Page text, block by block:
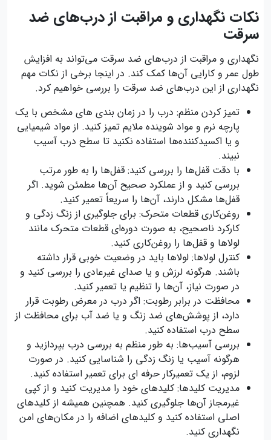
نکات نگهداری و مراقبت از درب‌های ضد
سرقت
نگهداری و مراقبت از درب‌های ضد سرقت می‌تواند به افزایش
طول عمر و کارایی آن‌ها کمک کند. در اینجا برخی از نکات مهم
نگهداری از این درب‌های ضد سرقت را بررسی خواهیم کرد.
تمیز کردن منظم: درب را در زمان بندی های مشخص با یک
پارچه نرم و مواد شوینده ملایم تمیز کنید. از مواد شیمیایی
و یا اکسیدکننده‌ها استفاده نکنید تا سطح درب آسیب
نبیند.
با دقت قفل‌ها را بررسی کنید: قفل‌ها را به طور مرتب
بررسی کنید و از عملکرد صحیح آن‌ها مطمئن شوید. اگر
قفل‌ها مشکل دارند، آن‌ها را سریعاً تعمیر کنید.
روغن‌کاری قطعات متحرک: برای جلوگیری از زنگ زدگی و
کارکرد ناصحیح، به صورت دوره‌ای قطعات متحرک مانند
لولاها و قفل‌ها را روغن‌کاری کنید.
کنترل لولاها: لولاها باید در وضعیت خوبی قرار داشته
باشند. هرگونه لرزش و یا صدای غیرعادی را بررسی کنید و
در صورت نیاز، آن‌ها را تنظیم یا تعمیر کنید.
محافظت در برابر رطوبت: اگر درب در معرض رطوبت قرار
دارد، از پوشش‌های ضد زنگ و یا ضد آب برای محافظت از
سطح درب استفاده کنید.
بررسی آسیب‌ها: به طور منظم به بررسی درب بپردازید و
هرگونه آسیب یا زنگ زدگی را شناسایی کنید. در صورت
لزوم، از یک تعمیرکار حرفه ای برای تعمیر استفاده کنید.
مدیریت کلیدها: کلیدهای خود را مدیریت کنید و از کپی
غیرمجاز آن‌ها جلوگیری کنید. همچنین همیشه از کلیدهای
اصلی استفاده کنید و کلیدهای اضافه را در مکان‌های امن
نگهداری کنید.